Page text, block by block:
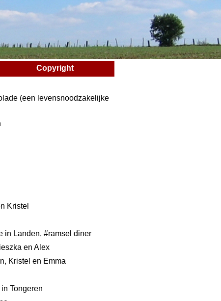
Copyright
(een levensnoodzakelijke
Kristel
in Landen, #ramsel diner
en Alex
Kristel en Emma
Tongeren